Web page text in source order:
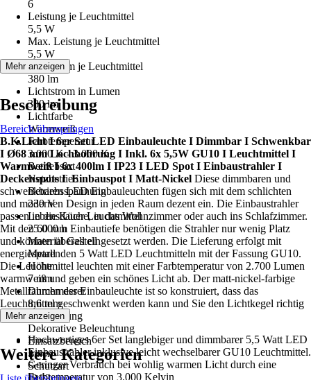
6
Leistung je Leuchtmittel
5,5 W
Max. Leistung je Leuchtmittel
5,5 W
Lichtstrom je Leuchtmittel
380 lm
Lichtstrom in Lumen
380 lm
Lichtfarbe
Warmweiß
Farbtemperatur
3.000 K - 3.000 K
Betriebsart
Netzbetrieb
Betriebsspannung
230 V
Lebensdauer Leuchtmittel
25.000 h
Material Gestell
Metall
Höhe
7 mm
Durchmesser
8,6 mm
Anwendung
Dekorative Beleuchtung
Einsatzbereich
Innen
Schutzart
Mehr anzeigen
Beschreibung
Bereich überspringen
B.K.Licht I 6er Set LED Einbauleuchte I Dimmbar I Schwenkbar
I Ø68 mm Lochbohrung I Inkl. 6x 5,5W GU10 I Leuchtmittel I
Warmweiß I 6x 400lm I IP23 I LED Spot I Einbaustrahler I
Deckenspots I Einbauspot I Matt-Nickel Diese dimmbaren und
schwenkbaren LED Einbauleuchten fügen sich mit dem schlichten
und modernen Design in jeden Raum dezent ein. Die Einbaustrahler
passen in die Küche, in das Wohnzimmer oder auch ins Schlafzimmer.
Mit den 60 mm Einbautiefe benötigen die Strahler nur wenig Platz
und können überall eingesetzt werden. Die Lieferung erfolgt mit
energiesparenden 5 Watt LED Leuchtmitteln mit der Fassung GU10.
Die Leuchtmittel leuchten mit einer Farbtemperatur von 2.700 Lumen
warmweiß und geben ein schönes Licht ab. Der matt-nickel-farbige
Metallrahmen der Einbauleuchte ist so konstruiert, dass das
Leuchtmittel geschwenkt werden kann und Sie den Lichtkegel richtig
auszurichten.
Hochwertiges 6er Set langlebiger und dimmbarer 5,5 Watt LED
Einbaustrahler inklusive leicht wechselbarer GU10 Leuchtmittel.
Geringer Verbrauch bei wohlig warmen Licht durch eine
Farbtemperatur von 3.000 Kelvin
Mehr anzeigen
Weitere Kategorien